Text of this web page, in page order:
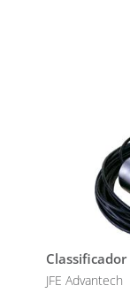
Classificador
JFE Advantech